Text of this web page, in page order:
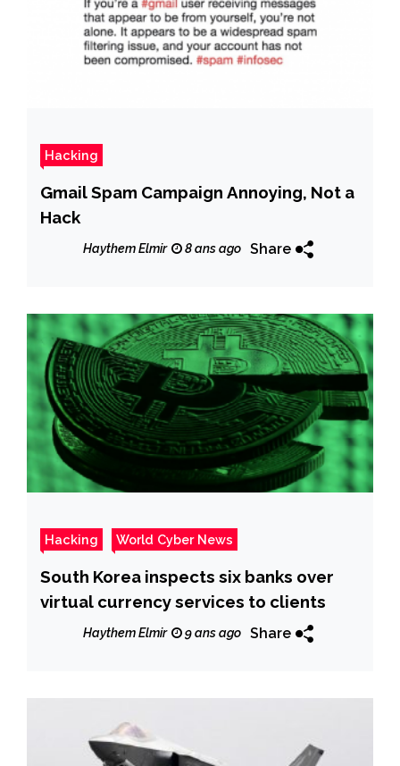
Hacking
Gmail Spam Campaign Annoying, Not a
Hack
Haythem Elmir 8 ans ago Share
Hacking World Cyber News
South Korea inspects six banks over
virtual currency services to clients
Haythem Elmir 9 ans ago Share